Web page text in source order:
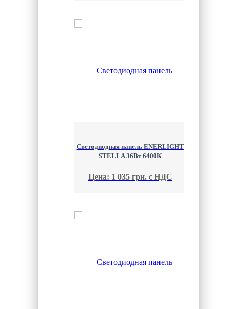
Cветодиодная панель ENERLIGHT
STELLA 36Вт 6400К
Цена: 1 035 грн. с НДС